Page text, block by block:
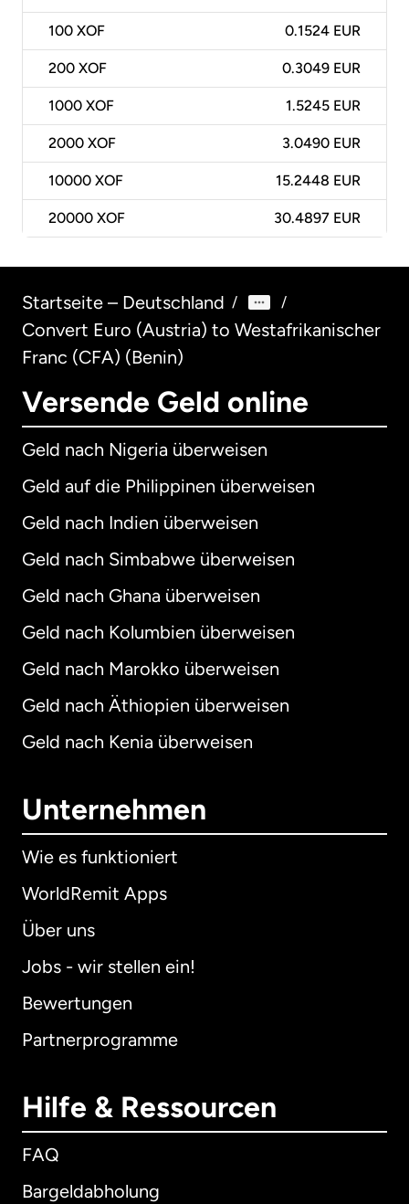
100 XOF 0.1524 EUR
200 XOF 0.3049 EUR
1000 XOF 1.5245 EUR
2000 XOF 3.0490 EUR
10000 XOF 15.2448 EUR
20000 XOF 30.4897 EUR
Startseite – Deutschland / /
Convert Euro (Austria) to Westafrikanischer
Franc (CFA) (Benin)
Versende Geld online
Geld nach Nigeria überweisen
Geld auf die Philippinen überweisen
Geld nach Indien überweisen
Geld nach Simbabwe überweisen
Geld nach Ghana überweisen
Geld nach Kolumbien überweisen
Geld nach Marokko überweisen
Geld nach Äthiopien überweisen
Geld nach Kenia überweisen
Unternehmen
Wie es funktioniert
WorldRemit Apps
Über uns
Jobs - wir stellen ein!
Bewertungen
Partnerprogramme
Hilfe & Ressourcen
FAQ
Bargeldabholung